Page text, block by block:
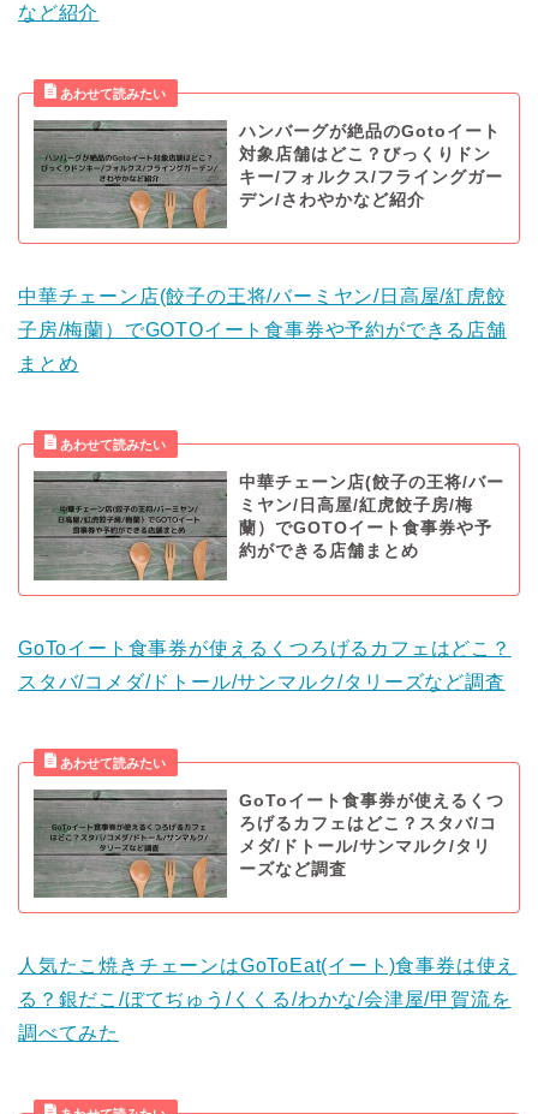
など紹介
ハンバーグが絶品のGotoイート
対象店舗はどこ？びっくりドン
キー/フォルクス/フライングガー
デン/さわやかなど紹介
中華チェーン店(餃子の王将/バーミヤン/日高屋/紅虎餃
子房/梅蘭）でGOTOイート食事券や予約ができる店舗
まとめ
中華チェーン店(餃子の王将/バー
ミヤン/日高屋/紅虎餃子房/梅
蘭）でGOTOイート食事券や予
約ができる店舗まとめ
GoToイート食事券が使えるくつろげるカフェはどこ？
スタバ/コメダ/ドトール/サンマルク/タリーズなど調査
GoToイート食事券が使えるくつ
ろげるカフェはどこ？スタバ/コ
メダ/ドトール/サンマルク/タリ
ーズなど調査
人気たこ焼きチェーンはGoToEat(イート)食事券は使え
る？銀だこ/ぼてぢゅう/くくる/わかな/会津屋/甲賀流を
調べてみた